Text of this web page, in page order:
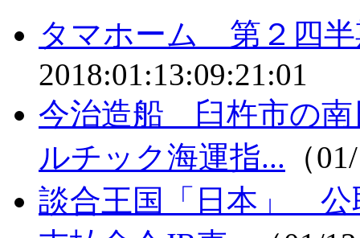
タマホーム 第２四半
2018:01:13:09:21:01
今治造船 臼杵市の
ルチック海運指... （
談合王国「日本」